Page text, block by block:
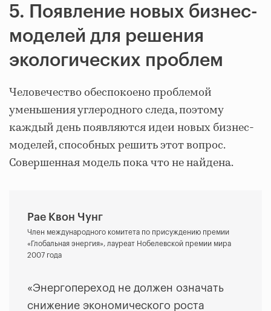
5. Появление новых бизнес-
моделей для решения
экологических проблем
Человечество обеспокоено проблемой
уменьшения углеродного следа, поэтому
каждый день появляются идеи новых бизнес-
моделей, способных решить этот вопрос.
Совершенная модель пока что не найдена.
Рае Квон Чунг
Член международного комитета по присуждению премии
«Глобальная энергия», лауреат Нобелевской премии мира
2007 года
«Энергопереход не должен означать
снижение экономического роста